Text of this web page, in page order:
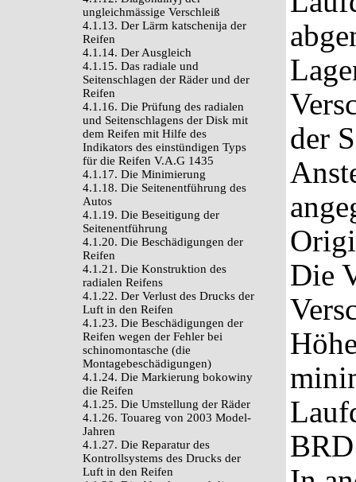
ungleichmässige Verschleiß
4.1.13. Der Lärm katschenija der
Reifen
4.1.14. Der Ausgleich
4.1.15. Das radiale und
Seitenschlagen der Räder und der
Reifen
4.1.16. Die Prüfung des radialen
und Seitenschlagens der Disk mit
dem Reifen mit Hilfe des
Indikators des einstündigen Typs
für die Reifen V.A.G 1435
4.1.17. Die Minimierung
4.1.18. Die Seitenentführung des
Autos
4.1.19. Die Beseitigung der
Seitenentführung
4.1.20. Die Beschädigungen der
Reifen
4.1.21. Die Konstruktion des
radialen Reifens
4.1.22. Der Verlust des Drucks der
Luft in den Reifen
4.1.23. Die Beschädigungen der
Reifen wegen der Fehler bei
schinomontasche (die
Montagebeschädigungen)
4.1.24. Die Markierung bokowiny
die Reifen
4.1.25. Die Umstellung der Räder
4.1.26. Touareg von 2003 Model-
Jahren
4.1.27. Die Reparatur des
Kontrollsystems des Drucks der
Luft in den Reifen
der
Die